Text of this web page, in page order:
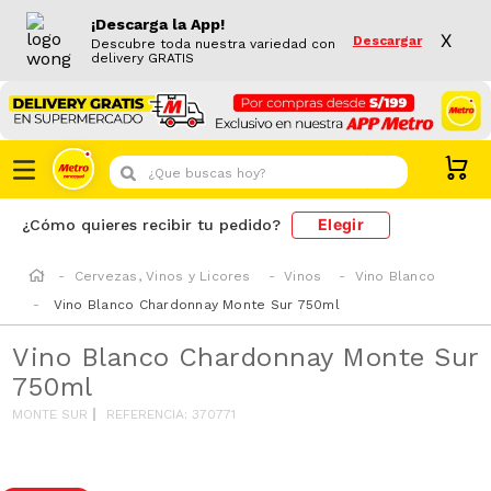
¡Descarga la App!
Descubre toda nuestra variedad con
delivery GRATIS
Descargar X
¿Que buscas hoy?
¿Cómo quieres recibir tu pedido? Elegir
Cervezas, Vinos y Licores Vinos
Vino Blanco
Vino Blanco Chardonnay Monte Sur 750ml
Vino Blanco Chardonnay Monte Sur
750ml
MONTE SUR REFERENCIA: 370771